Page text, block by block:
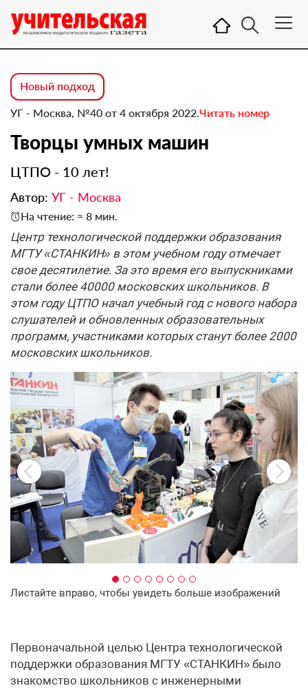
Новый подход
УГ - Москва, №40 от 4 октября 2022.Читать номер
Творцы умных машин
ЦТПО - 10 лет!
Автор: УГ - Москва
На чтение: ≈ 8 мин.
Центр технологической поддержки образования
МГТУ «СТАНКИН» в этом учебном году отмечает
свое десятилетие. За это время его выпускниками
стали более 40000 московских школьников. В
этом году ЦТПО начал учебный год с нового набора
слушателей и обновленных образовательных
программ, участниками которых станут более 2000
московских школьников.
Листайте вправо, чтобы увидеть больше изображений
Первоначальной целью Центра технологической
поддержки образования МГТУ «СТАНКИН» было
знакомство школьников с инженерными